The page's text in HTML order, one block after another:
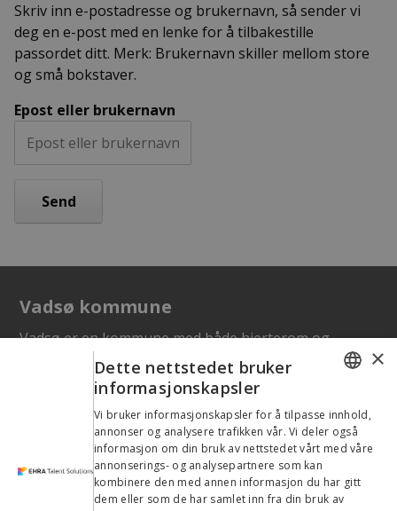
Skriv inn e-postadresse og brukernavn, så sender vi
deg en e-post med en lenke for å tilbakestille
passordet ditt. Merk: Brukernavn skiller mellom store
og små bokstaver.
Epost eller brukernavn
Vadsø kommune
Vadsø er en kommune med både hjerterom og
handlingsrom. Her får du spektakulær natur rett
utenfor døra, og et levende lokalsamfunn med
kaféer, konserter, festivaler, skoler og barnehager
av høy kvalitet. Vi er rundt 5600 innbyggere, og vi tar
godt imot nye kollegaer – og nye naboer.
Vil du bli en av oss?
LATVIAN
DANISH
CZECH
×
Dette nettstedet bruker
informasjonskapsler
Vi bruker informasjonskapsler for å tilpasse innhold,
annonser og analysere trafikken vår. Vi deler også
informasjon om din bruk av nettstedet vårt med våre
annonserings- og analysepartnere som kan
kombinere den med annen informasjon du har gitt
dem eller som de har samlet inn fra din bruk av